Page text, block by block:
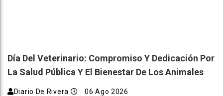
Día Del Veterinario: Compromiso Y Dedicación Por
La Salud Pública Y El Bienestar De Los Animales
Diario De Rivera 06 Ago 2026